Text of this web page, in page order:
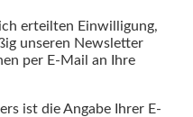
erteilten Einwilligung,
unseren Newsletter
per E-Mail an Ihre
ist die Angabe Ihrer E-